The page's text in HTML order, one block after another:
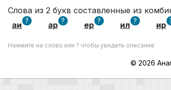
Слова из 2 букв составленные из
аи ? ар ? ер ? ил ? ир
Нажмите на слово или ? чтобы увидеть описание
© 2026